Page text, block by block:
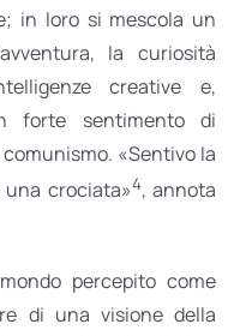
in loro si mescola un
la curiosità
creative e,
forte sentimento di
«Sentivo la
crociata»4, annota
percepito come
di una visione della